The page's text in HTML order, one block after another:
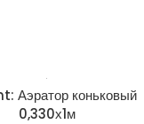
Аэратор коньковый
0,330х1м